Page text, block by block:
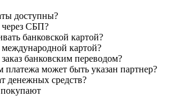
доступны?
СБП?
банковской картой?
картой?
банковским переводом?
платежа может быть указан партнер?
денежных средств?